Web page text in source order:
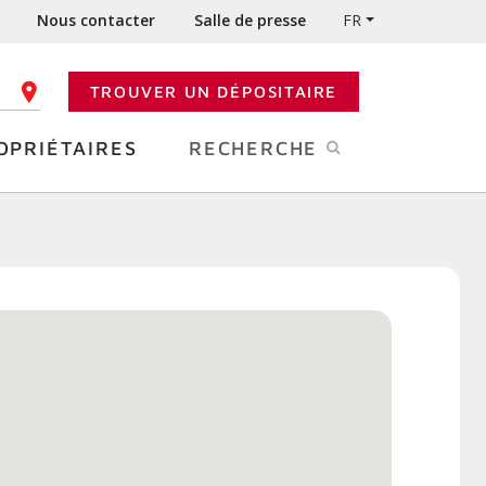
Nous contacter Salle de presse FR
POSTALTROUVER UN DÉPOSITAIRE
RECHERCHE